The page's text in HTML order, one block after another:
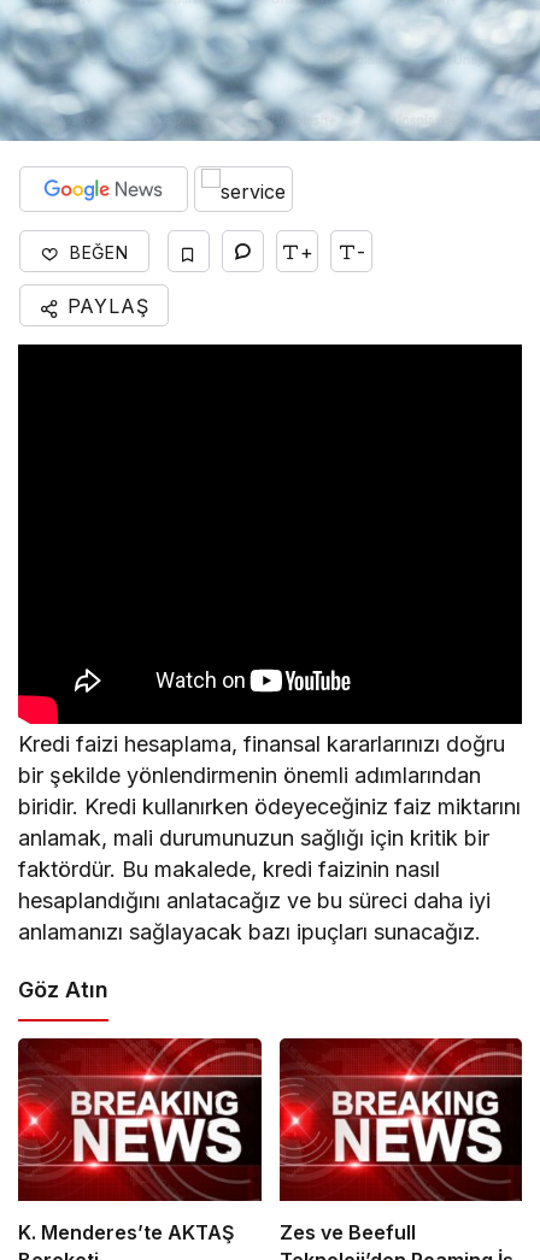
BEĞEN + -
PAYLAŞ
Kredi faizi hesaplama, finansal kararlarınızı doğru
bir şekilde yönlendirmenin önemli adımlarından
biridir. Kredi kullanırken ödeyeceğiniz faiz miktarını
anlamak, mali durumunuzun sağlığı için kritik bir
faktördür. Bu makalede, kredi faizinin nasıl
hesaplandığını anlatacağız ve bu süreci daha iyi
anlamanızı sağlayacak bazı ipuçları sunacağız.
Göz Atın
K. Menderes’te AKTAŞ
Zes ve Beefull